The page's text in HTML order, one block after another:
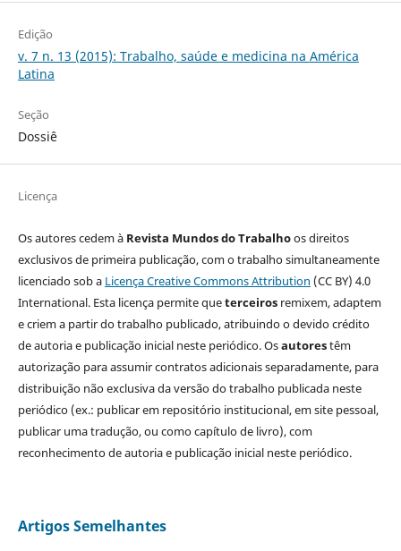
Edição
v. 7 n. 13 (2015): Trabalho, saúde e medicina na América
Latina
Seção
Dossiê
Licença
Os autores cedem à Revista Mundos do Trabalhoos direitos
exclusivos de primeira publicação, com o trabalho simultaneamente
licenciado sob a Licença Creative Commons Attribution (CC BY) 4.0
International. Esta licença permite queterceirosremixem, adaptem
e criem a partir do trabalho publicado, atribuindo o devido crédito
de autoria e publicação inicial neste periódico. Osautorestêm
autorização para assumir contratos adicionais separadamente, para
distribuição não exclusiva da versão do trabalho publicada neste
periódico (ex.: publicar em repositório institucional, em site pessoal,
publicar uma tradução, ou como capítulo de livro), com
reconhecimento de autoria e publicação inicial neste periódico.
Artigos Semelhantes